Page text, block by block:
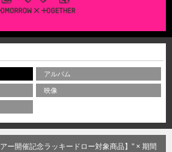
アルバム
映像
ー開催記念ラッキードロー対象商品】" × 期間